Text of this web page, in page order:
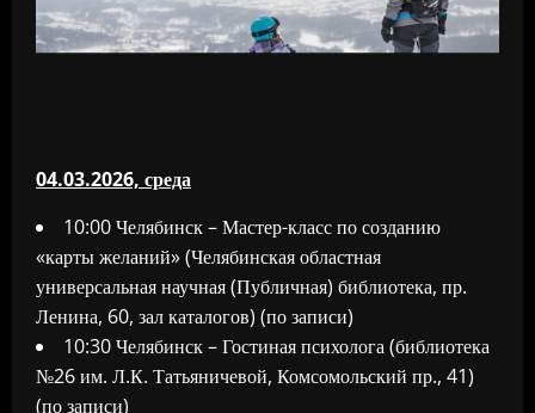
04.03.2026, среда
10:00 Челябинск – Мастер-класс по созданию
«карты желаний» (Челябинская областная
универсальная научная (Публичная) библиотека, пр.
Ленина, 60, зал каталогов) (по записи)
10:30 Челябинск – Гостиная психолога (библиотека
№26 им. Л.К. Татьяничевой, Комсомольский пр., 41)
(по записи)